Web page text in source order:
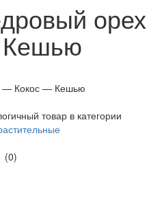
орех
товар в категории
(0)